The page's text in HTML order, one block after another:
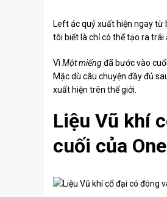
Left ác quỷ xuất hiện ngay
tôi biết là chỉ có thể tạo ra trái
Vì Một miếngđã bước vào
Mặc dù câu chuyện đầy đủ
xuất hiện trên thế giới.
Liệu Vũ khí
cuối của